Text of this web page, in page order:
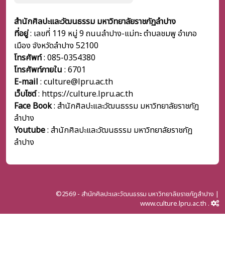
สำนักศิลปะและวัฒนธรรม มหาวิทยาลัยราชภัฏลำปาง
ที่อยู่: เลขที่ 119 หมู่ 9 ถนนลำปาง-แม่ทะ ตำบลชมพู อำเภอ
เมือง จังหวัดลำปาง 52100
โทรศัพท์: 085-0354380
โทรศัพท์ภายใน : 6701
E-mail : culture@lpru.ac.th
เว็บไซต์: https://culture.lpru.ac.th
Face Book: สำนักศิลปะและวัฒนธรรม มหาวิทยาลัยราชภัฏ
ลำปาง
Youtube: สำนักศิลปะและวัฒนธรรม มหาวิทยาลัยราชภัฏ
ลำปาง
©2569 - สำนักศิลปะและวัฒนธรรม มหาวิทยาลัยราชภัฏลำปาง |
www.culture.lpru.ac.th .